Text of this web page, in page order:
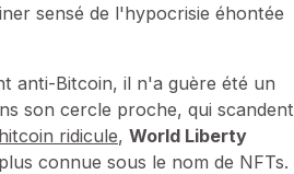
sensé de l'hypocrisie éhontée
anti-Bitcoin, il n'a guère été un
son cercle proche, qui scandent
ridicule, World Liberty
connue sous le nom de NFTs.